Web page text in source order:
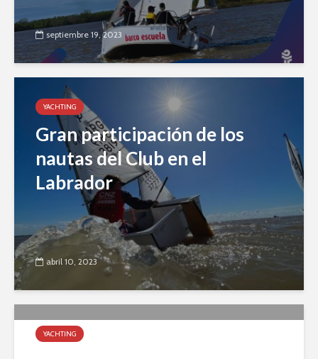
septiembre 19, 2023
YACHTING
Gran participación de los
nautas del Club en el
Labrador
abril 10, 2023
YACHTING